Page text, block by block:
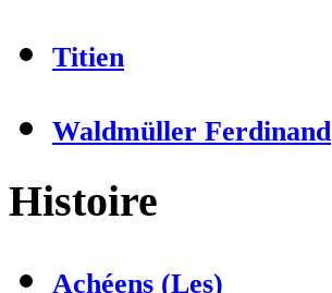
Titien
Waldmüller Ferdinand
Histoire
Achéens (Les)